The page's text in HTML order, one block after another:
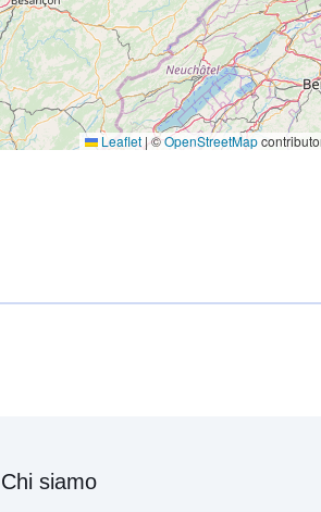
Leaflet |©OpenStreetMap
Chi siamo